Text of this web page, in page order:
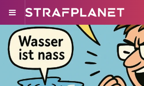
Menu